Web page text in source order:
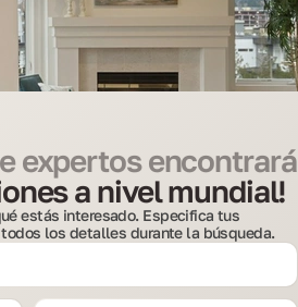
expertos encontrará
a nivel mundial!
estás interesado. Especifica tus
los detalles durante la búsqueda.